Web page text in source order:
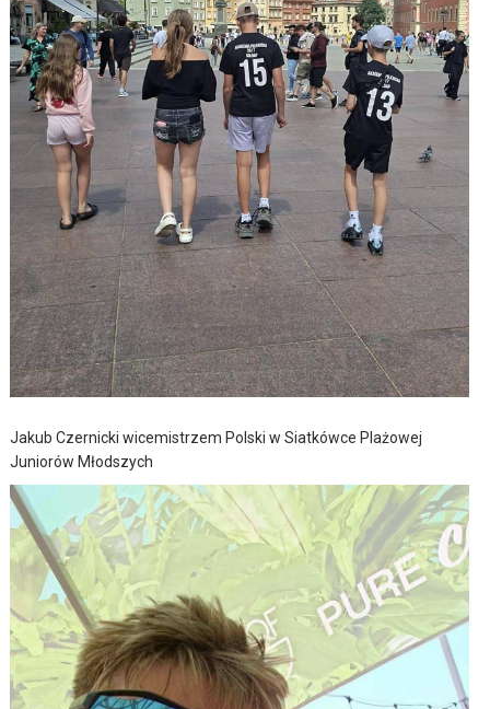
Jakub Czernicki wicemistrzem Polski w Siatkówce Plażowej
Juniorów Młodszych